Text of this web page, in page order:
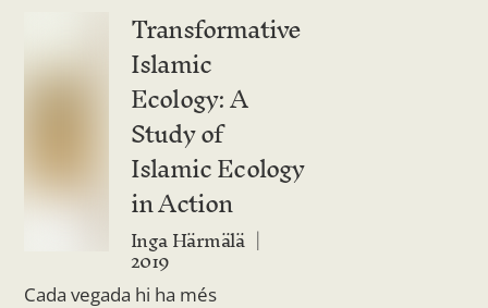
Transformative
Islamic
Ecology: A
Study of
Islamic Ecology
in Action
Inga Härmälä
2019
Cada vegada hi ha més